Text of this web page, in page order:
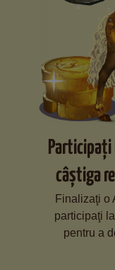
câștiga
Finalizaţi o
participaţi
pentru a